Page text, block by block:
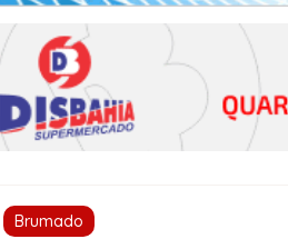
Brumado